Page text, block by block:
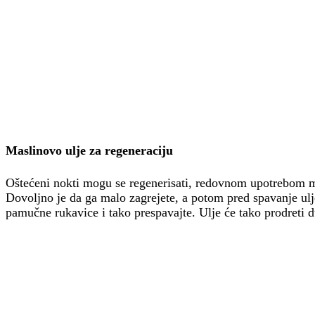
Maslinovo ulje za regeneraciju
Oštećeni nokti mogu se regenerisati, redovnom
Dovoljno je da ga malo zagrejete, a potom pred spavanje
pamučne rukavice i tako prespavajte. Ulje će tako prodreti